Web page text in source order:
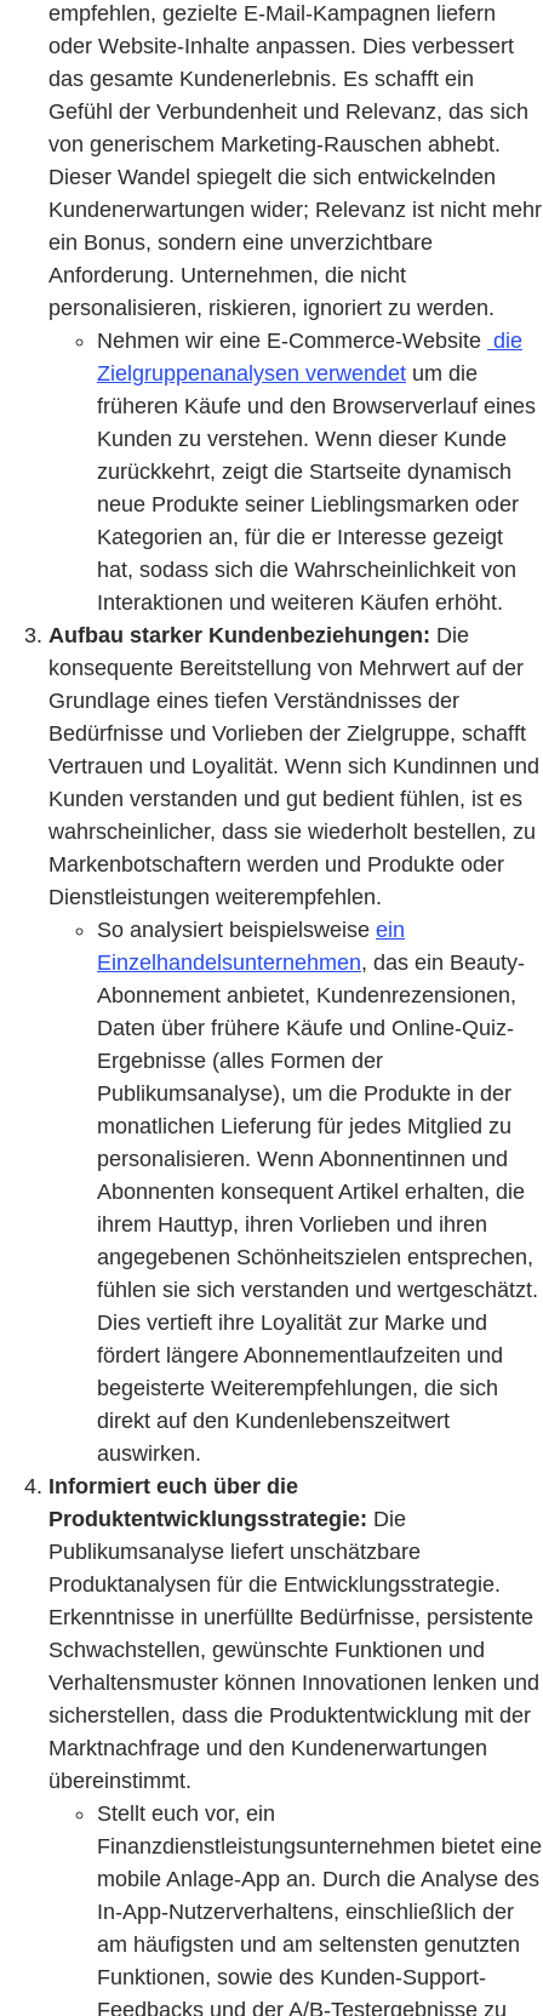
empfehlen, gezielte E-Mail-Kampagnen liefern
oder Website-Inhalte anpassen. Dies verbessert
das gesamte Kundenerlebnis. Es schafft ein
Gefühl der Verbundenheit und Relevanz, das sich
von generischem Marketing-Rauschen abhebt.
Dieser Wandel spiegelt die sich entwickelnden
Kundenerwartungen wider; Relevanz ist nicht mehr
ein Bonus, sondern eine unverzichtbare
Anforderung. Unternehmen, die nicht
personalisieren, riskieren, ignoriert zu werden.
Nehmen wir eine E-Commerce-Website die
Zielgruppenanalysen verwendet um die
früheren Käufe und den Browserverlauf eines
Kunden zu verstehen. Wenn dieser Kunde
zurückkehrt, zeigt die Startseite dynamisch
neue Produkte seiner Lieblingsmarken oder
Kategorien an, für die er Interesse gezeigt
hat, sodass sich die Wahrscheinlichkeit von
Interaktionen und weiteren Käufen erhöht.
Aufbau starker Kundenbeziehungen: Die
konsequente Bereitstellung von Mehrwert auf der
Grundlage eines tiefen Verständnisses der
Bedürfnisse und Vorlieben der Zielgruppe, schafft
Vertrauen und Loyalität. Wenn sich Kundinnen und
Kunden verstanden und gut bedient fühlen, ist es
wahrscheinlicher, dass sie wiederholt bestellen, zu
Markenbotschaftern werden und Produkte oder
Dienstleistungen weiterempfehlen.
So analysiert beispielsweise ein
Einzelhandelsunternehmen, das ein Beauty-
Abonnement anbietet, Kundenrezensionen,
Daten über frühere Käufe und Online-Quiz-
Ergebnisse (alles Formen der
Publikumsanalyse), um die Produkte in der
monatlichen Lieferung für jedes Mitglied zu
personalisieren. Wenn Abonnentinnen und
Abonnenten konsequent Artikel erhalten, die
ihrem Hauttyp, ihren Vorlieben und ihren
angegebenen Schönheitszielen entsprechen,
fühlen sie sich verstanden und wertgeschätzt.
Dies vertieft ihre Loyalität zur Marke und
fördert längere Abonnementlaufzeiten und
begeisterte Weiterempfehlungen, die sich
direkt auf den Kundenlebenszeitwert
auswirken.
Informiert euch über die
Produktentwicklungsstrategie: Die
Publikumsanalyse liefert unschätzbare
Produktanalysen für die Entwicklungsstrategie.
Erkenntnisse in unerfüllte Bedürfnisse, persistente
Schwachstellen, gewünschte Funktionen und
Verhaltensmuster können Innovationen lenken und
sicherstellen, dass die Produktentwicklung mit der
Marktnachfrage und den Kundenerwartungen
übereinstimmt.
Stellt euch vor, ein
Finanzdienstleistungsunternehmen bietet eine
mobile Anlage-App an. Durch die Analyse des
In-App-Nutzerverhaltens, einschließlich der
am häufigsten und am seltensten genutzten
Funktionen, sowie des Kunden-Support-
Feedbacks und der A/B-Testergebnisse zu